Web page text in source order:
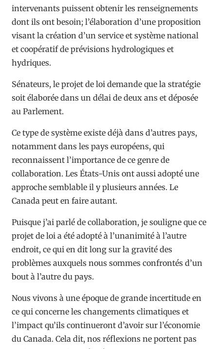
intervenants puissent obtenir les renseignements
dont ils ont besoin; l’élaboration d’une proposition
visant la création d’un service et système national
et coopératif de prévisions hydrologiques et
hydriques.
Sénateurs, le projet de loi demande que la stratégie
soit élaborée dans un délai de deux ans et déposée
au Parlement.
Ce type de système existe déjà dans d’autres pays,
notamment dans les pays européens, qui
reconnaissent l’importance de ce genre de
collaboration. Les États-Unis ont aussi adopté une
approche semblable il y plusieurs années. Le
Canada peut en faire autant.
Puisque j’ai parlé de collaboration, je souligne que ce
projet de loi a été adopté à l’unanimité à l’autre
endroit, ce qui en dit long sur la gravité des
problèmes auxquels nous sommes confrontés d’un
bout à l’autre du pays.
Nous vivons à une époque de grande incertitude en
ce qui concerne les changements climatiques et
l’impact qu’ils continueront d’avoir sur l’économie
du Canada. Cela dit, nos réflexions ne portent pas